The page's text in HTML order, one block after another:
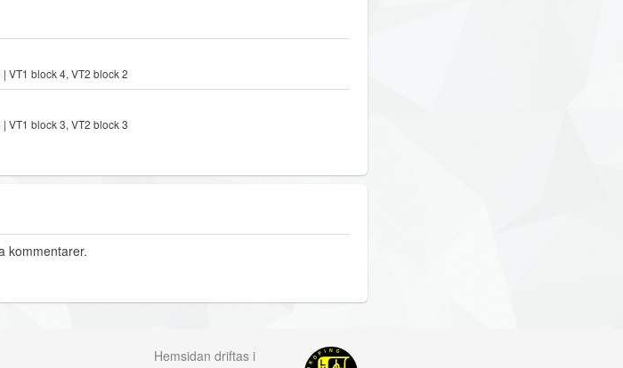
VT1 block 4, VT2 block 2
VT1 block 3, VT2 block 3
kommentarer.
Hemsidan driftas i